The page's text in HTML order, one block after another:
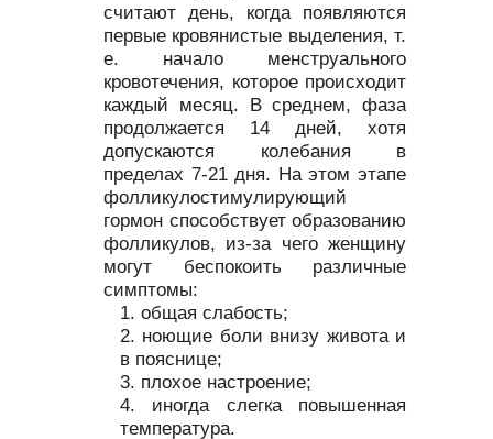
считают день, когда появляются
первые кровянистые выделения, т.
е. начало менструального
кровотечения, которое происходит
каждый месяц. В среднем, фаза
продолжается 14 дней, хотя
допускаются колебания в
пределах 7-21 дня. На этом этапе
фолликулостимулирующий
гормон способствует образованию
фолликулов, из-за чего женщину
могут беспокоить различные
симптомы:
общая слабость;
ноющие боли внизу живота и
в пояснице;
плохое настроение;
иногда слегка повышенная
температура.